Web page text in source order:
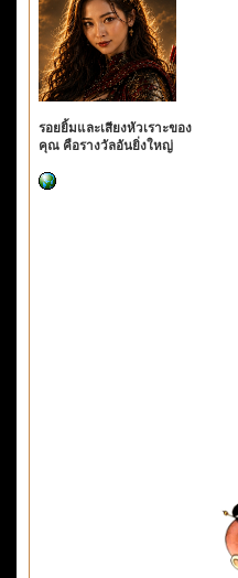
รอยยิ้มและเสียงหัวเราะของ
คุณ คือรางวัลอันยิ่งใหญ่